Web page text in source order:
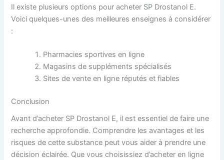
Il existe plusieurs options pour acheter SP Drostanol E.
Voici quelques-unes des meilleures enseignes à considérer
:
Pharmacies sportives en ligne
Magasins de suppléments spécialisés
Sites de vente en ligne réputés et fiables
Conclusion
Avant d’acheter SP Drostanol E, il est essentiel de faire une
recherche approfondie. Comprendre les avantages et les
risques de cette substance peut vous aider à prendre une
décision éclairée. Que vous choisissiez d’acheter en ligne